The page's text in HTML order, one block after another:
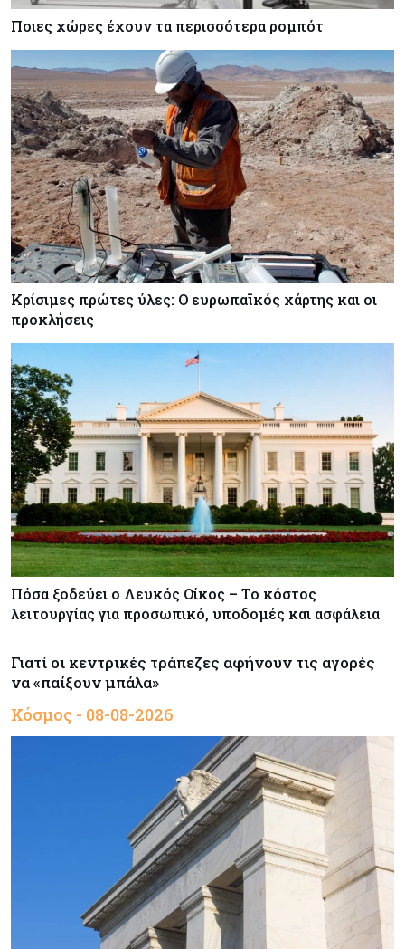
Ποιες χώρες έχουν τα περισσότερα ρομπότ
Κρίσιμες πρώτες ύλες: Ο ευρωπαϊκός χάρτης και οι
προκλήσεις
Πόσα ξοδεύει ο Λευκός Οίκος – Το κόστος
λειτουργίας για προσωπικό, υποδομές και ασφάλεια
Γιατί οι κεντρικές τράπεζες αφήνουν τις αγορές
να «παίξουν μπάλα»
Κόσμος - 08-08-2026